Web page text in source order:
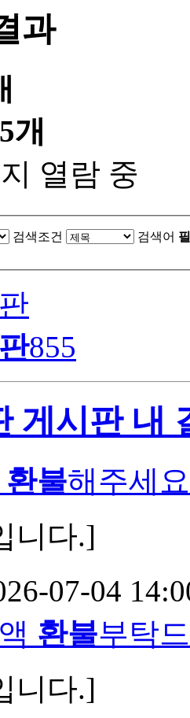
과
개
열람 중
검색조건 검색어
855
게시판 내
환불해주세요
니다.]
07-04
환불부탁
니다.]